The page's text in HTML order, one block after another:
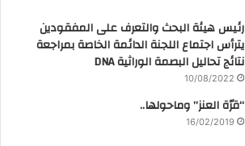
رئيس هيئة البحث والتعرف على المفقودين
يترأس اجتماع اللجنة الدائمة الخاصة بمراجعة
نتائج تحاليل البصمة الوراثية DNA
10/08/2022
“قرّة العنز” وماحولها..
16/02/2019